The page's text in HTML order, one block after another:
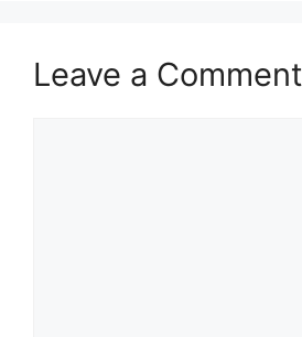
Leave a Comment